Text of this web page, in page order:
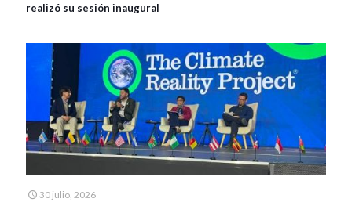
realizó su sesión inaugural
30 julio, 2026